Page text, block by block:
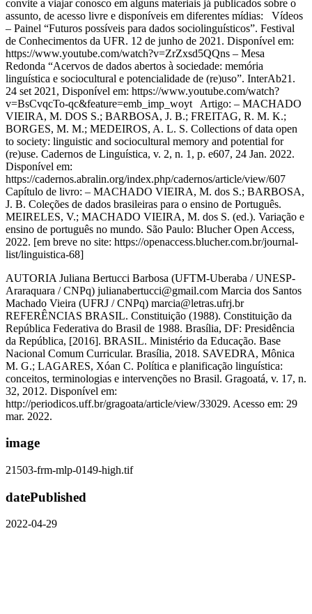
AUTORIA Juliana Bertucci Barbosa (UFTM-Uberaba / UNESP-
Araraquara / CNPq) julianabertucci@gmail.com Marcia dos Santos
Machado Vieira (UFRJ / CNPq) marcia@letras.ufrj.br
REFERÊNCIAS BRASIL. Constituição (1988). Constituição da
República Federativa do Brasil de 1988. Brasília, DF: Presidência
da República, [2016]. BRASIL. Ministério da Educação. Base
Nacional Comum Curricular. Brasília, 2018. SAVEDRA, Mônica
M. G.; LAGARES, Xóan C. Política e planificação linguística:
conceitos, terminologias e intervenções no Brasil. Gragoatá, v. 17, n.
32, 2012. Disponível em:
http://periodicos.uff.br/gragoata/article/view/33029. Acesso em: 29
mar. 2022.
image
21503-frm-mlp-0149-high.tif
datePublished
2022-04-29